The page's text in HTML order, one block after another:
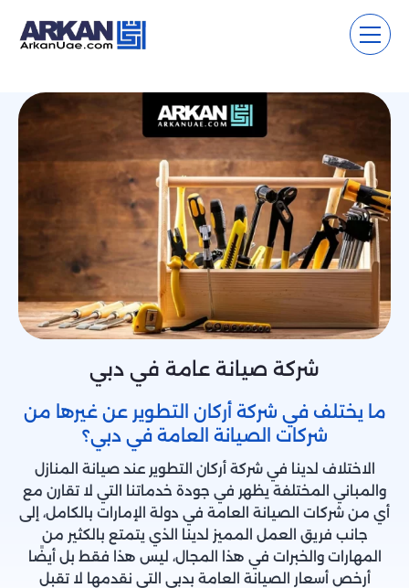
شركة صيانة عامة في دبي
ما يختلف في شركة أركان التطوير عن غيرها من
شركات الصيانة العامة في دبي؟
الاختلاف لدينا في شركة أركان التطوير عند صيانة المنازل
والمباني المختلفة يظهر في جودة خدماتنا التي لا تقارن مع
أي من شركات الصيانة العامة في دولة الإمارات بالكامل، إلى
جانب فريق العمل المميز لدينا الذي يتمتع بالكثير من
المهارات والخبرات في هذا المجال، ليس هذا فقط بل أيضًا
أرخص أسعار الصيانة العامة بدبي التي نقدمها لا تقبل